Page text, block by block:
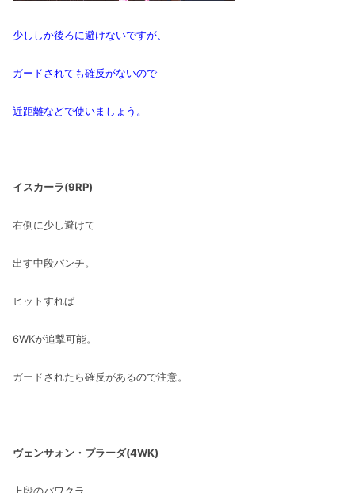
少ししか後ろに避けないですが、
ガードされても確反がないので
近距離などで使いましょう。
イスカーラ(9RP)
右側に少し避けて
出す中段パンチ。
ヒットすれば
6WKが追撃可能。
ガードされたら確反があるので注意。
ヴェンサォン・プラーダ(4WK)
上段のパワクラ。